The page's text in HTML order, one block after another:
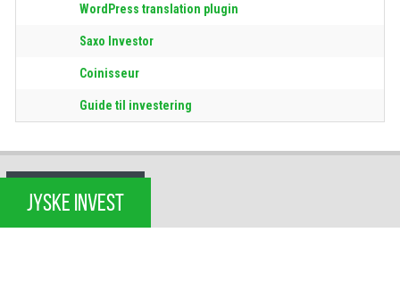
WordPress translation plugin
Saxo Investor
Coinisseur
Guide til investering
JYSKE INVEST